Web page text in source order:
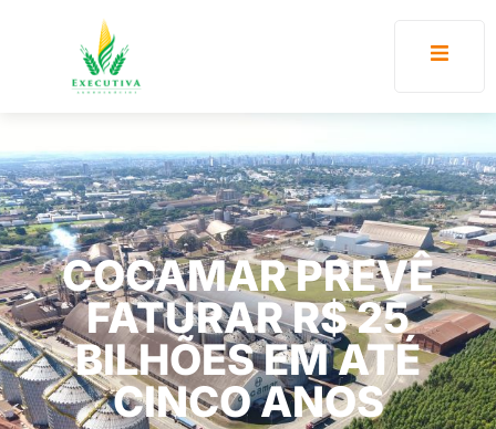
COCAMAR PREVÊ
FATURAR R$ 25
BILHÕES EM ATÉ
CINCO ANOS